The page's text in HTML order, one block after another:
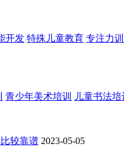
开发 特殊儿童教育 专注力
青少年美术培训 儿童书法培
较靠谱 2023-05-05